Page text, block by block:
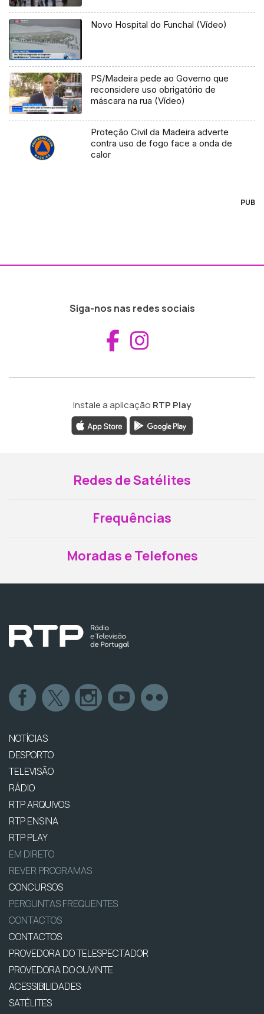
Novo Hospital do Funchal (Vídeo)
PS/Madeira pede ao Governo que
reconsidere uso obrigatório de
máscara na rua (Vídeo)
Proteção Civil da Madeira adverte
contra uso de fogo face a onda de
calor
PUB
Siga-nos nas redes sociais
Aceder ao
Instale a aplicação RTP Play
Redes de Satélites
Frequências
Moradas e Telefones
NOTÍCIAS
DESPORTO
TELEVISÃO
RÁDIO
RTP ARQUIVOS
RTP ENSINA
RTP PLAY
EM DIRETO
REVER PROGRAMAS
CONCURSOS
PERGUNTAS FREQUENTES
CONTACTOS
CONTACTOS
PROVEDORA DO TELESPECTADOR
PROVEDORA DO OUVINTE
ACESSIBILIDADES
SATÉLITES